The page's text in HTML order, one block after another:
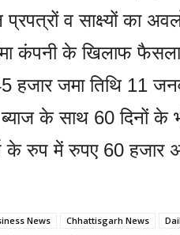
व साक्ष्यों का
कंपनी के खिलाफ
हजार जमा तिथि 11
के साथ 60 दिनों के
के रुप में रुपए 60 हजार
News Chhattisgarh News